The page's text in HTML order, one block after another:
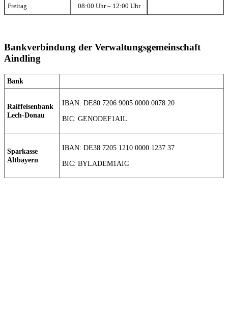
Freitag 08:00 Uhr – 12:00 Uhr
Bankverbindung der Verwaltungsgemeinschaft
Aindling
Bank
Raiffeisenbank
Lech-Donau
IBAN: DE80 7206 9005 0000 0078 20
BIC: GENODEF1AIL
Sparkasse
Altbayern
IBAN: DE38 7205 1210 0000 1237 37
BIC: BYLADEM1AIC